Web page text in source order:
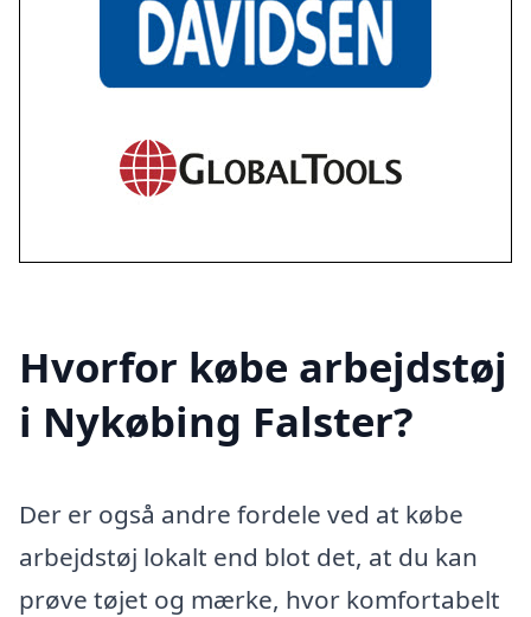
Hvorfor købe arbejdstøj
i Nykøbing Falster?
Der er også andre fordele ved at købe
arbejdstøj lokalt end blot det, at du kan
prøve tøjet og mærke, hvor komfortabelt